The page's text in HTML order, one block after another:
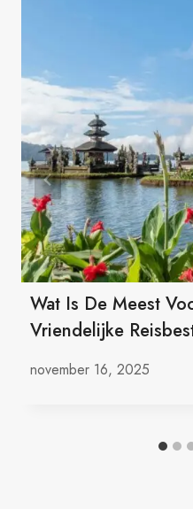
Wat Is De Meest
Vriendelijke
november 16, 2025